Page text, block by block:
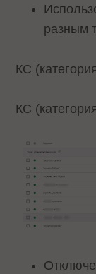
разным
КС
КС